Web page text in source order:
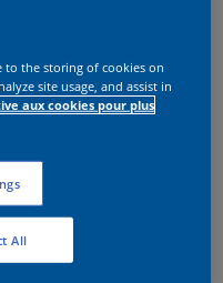
to the storing of cookies on
site usage, and assist in
aux cookies pour plus
All